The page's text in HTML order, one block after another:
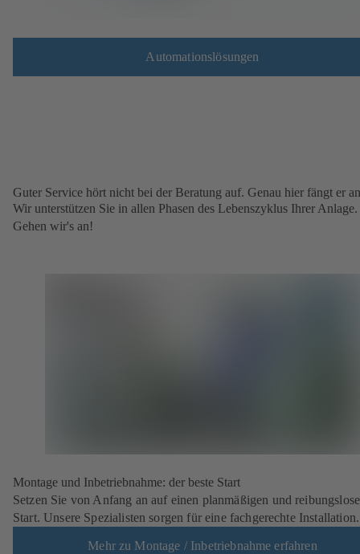
Automationslösungen
Guter Service hört nicht bei der Beratung auf. Genau hier fängt er
Wir unterstützen Sie in allen Phasen des Lebenszyklus Ihrer Anlage.
Gehen wir's an!
Montage und Inbetriebnahme: der beste Start
Setzen Sie von Anfang an auf einen planmäßigen und
Start. Unsere Spezialisten sorgen für eine fachgerechte Installation.
Mehr zu Montage / Inbetriebnahme erfahren